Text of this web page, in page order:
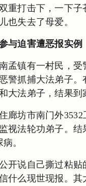
重打击下，一下子
也失去了母爱。
与迫害遭恶报实例
孟镇有一村民，受
警抓捕大法弟子。
大法弟子，结果到
廊坊市南门外3532
视法轮功弟子。结
。
开说自己撕过粘贴
什么现世现报。其